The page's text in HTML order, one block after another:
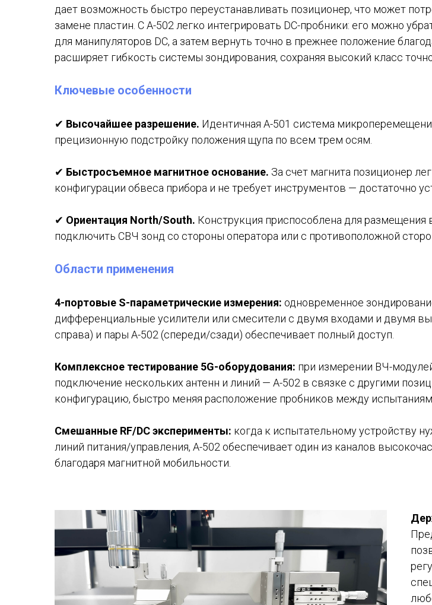
дает возможность быстро переустанавливать позиционер, что может
замене пластин. С A-502 легко интегрировать DC-пробники: его можно
для манипуляторов DC, а затем вернуть точно в прежнее положение
расширяет гибкость системы зондирования, сохраняя высокий класс
Ключевые особенности
✔ Высочайшее разрешение. Идентичная A-501 система
прецизионную подстройку положения щупа по всем трем осям.
✔ Быстросъемное магнитное основание. За счет магнита позиционер
конфигурации обвеса прибора и не требует инструментов — достаточно
✔ Ориентация North/South. Конструкция приспособлена для размещения
подключить СВЧ зонд со стороны оператора или с противоположной
Области применения
4-портовые S-параметрические измерения: одновременное
дифференциальные усилители или смесители с двумя входами и двумя
справа) и пары A-502 (спереди/сзади) обеспечивает полный доступ.
Комплексное тестирование 5G-оборудования: при измерении ВЧ-
подключение нескольких антенн и линий — A-502 в связке с другими
конфигурацию, быстро меняя расположение пробников между
Смешанные RF/DC эксперименты: когда к испытательному устройству
линий питания/управления, A-502 обеспечивает один из каналов
благодаря магнитной мобильности.